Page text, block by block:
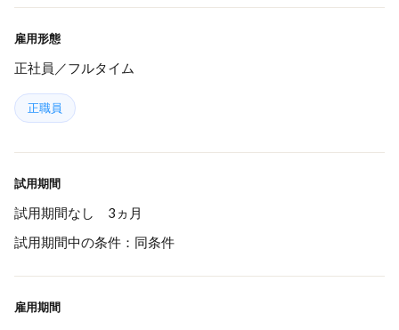
雇用形態
正社員／フルタイム
正職員
試用期間
試用期間なし 3ヵ月
試用期間中の条件：同条件
雇用期間